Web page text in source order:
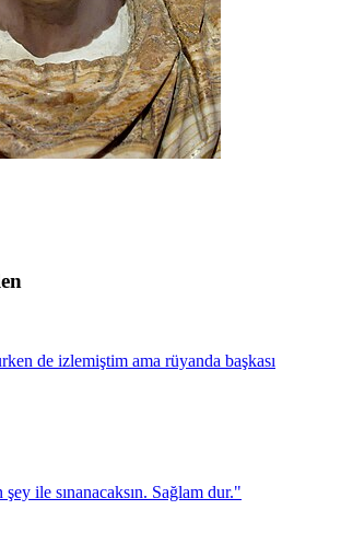
de izlemiştim ama rüyanda başkası
ile sınanacaksın. Sağlam dur."